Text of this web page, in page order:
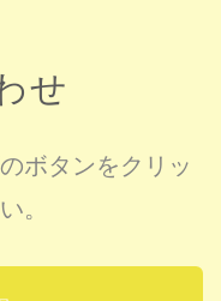
せ
ボタンをクリッ
。